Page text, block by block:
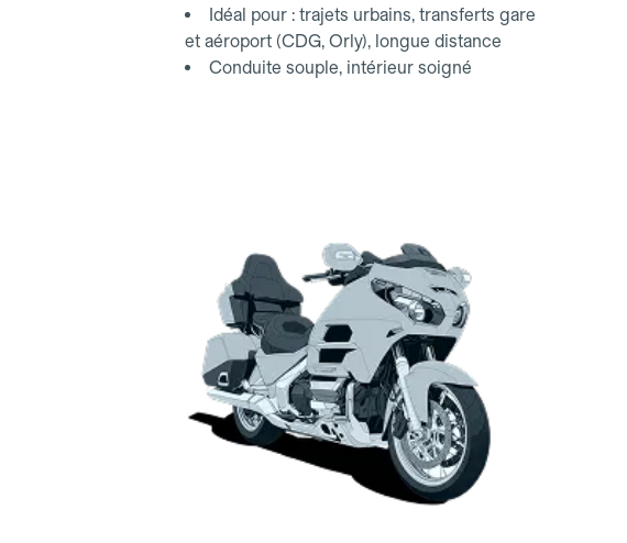
Idéal pour : trajets urbains, transferts gare
et aéroport (CDG, Orly), longue distance
Conduite souple, intérieur soigné